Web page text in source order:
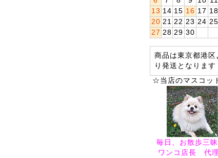
13 14 15 16 17 18
20 21 22 23 24 25
27 28 29 30
商品は東京都港区
り発送となります
☆当店のマスコッ
毎日、お散歩三
ワンコ店長 代